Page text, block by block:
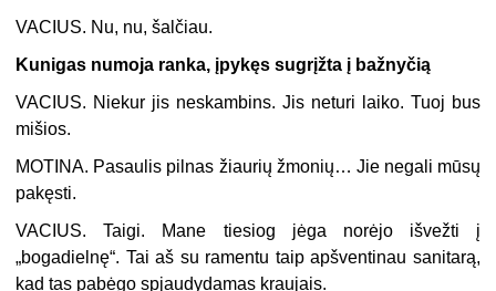
VACIUS. Nu, nu, šalčiau.
Kunigas numoja ranka, įpykęs sugrįžta į bažnyčią
VACIUS. Niekur jis neskambins. Jis neturi laiko. Tuoj bus
mišios.
MOTINA. Pasaulis pilnas žiaurių žmonių… Jie negali mūsų
pakęsti.
VACIUS.
Taigi. Mane tiesiog jėga norėjo išvežti į
„bogadielnę“. Tai aš su ramentu taip apšventinau sanitarą,
kad tas pabėgo spjaudydamas kraujais.